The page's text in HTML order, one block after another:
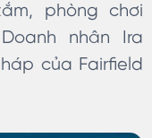
phòng chơi
nhân Ira
của Fairfield